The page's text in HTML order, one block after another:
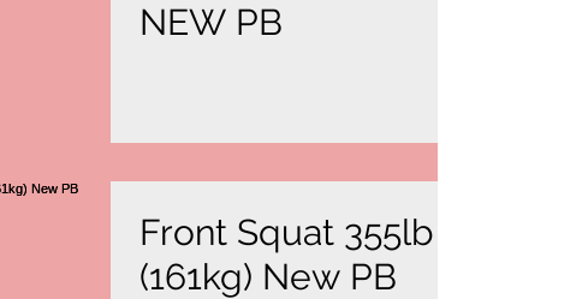
NEW PB
Front Squat 355lb
(161kg) New PB